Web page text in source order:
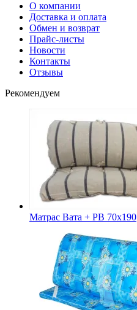
О компании
Доставка и оплата
Обмен и возврат
Прайс-листы
Новости
Контакты
Отзывы
Рекомендуем
Матрас Вата + РВ 70х190